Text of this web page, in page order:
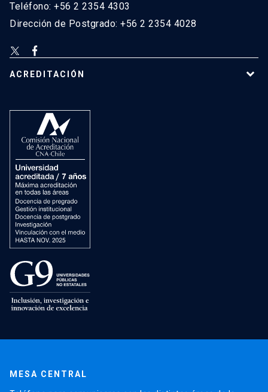
Teléfono: +56 2 2354 4303
Dirección de Postgrado: +56 2 2354 4028
ACREDITACIÓN
MESA CENTRAL